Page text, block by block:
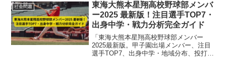
社会問題
東海大熊本星翔高校野球部メンバ
ー2025 最新版！注目選手TOP7・
出身中学・戦力分析完全ガイド
「東海大熊本星翔高校野球部メンバー
2025最新版。甲子園出場メンバー、注目
選手TOP7、出身中学・地域分布、投打守